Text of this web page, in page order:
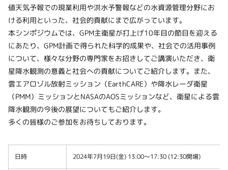
値天気予報での現業利用や洪水予警報などの水資源管理分野にお
ける利用といった、社会的貢献にまで広がっています。
本シンポジウムでは、GPM主衛星が打上げ10年目の節目を迎える
にあたり、GPM計画で得られた科学的成果や、社会での活用事例
について、様々な分野の専門家をお招きしてご講演いただき、衛
星降水観測の意義と社会への貢献についてご紹介します。また、
雲エアロゾル放射ミッション（EarthCARE）や降水レーダ衛星
（PMM）ミッションとNASAのAOSミッションなど、衛星による雲
降水観測の今後の展望についてもご紹介します。
多くの皆様のご参加をお待ちしております。
日時 2024年7月19日(金) 13:00～17:30 (12:30開場)